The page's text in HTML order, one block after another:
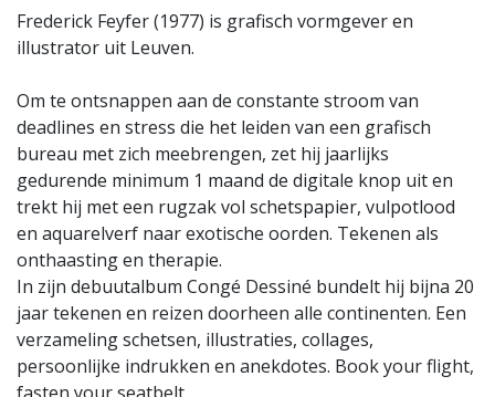
Frederick Feyfer (1977) is grafisch vormgever en
illustrator uit Leuven.
Om te ontsnappen aan de constante stroom van
deadlines en stress die het leiden van een grafisch
bureau met zich meebrengen, zet hij jaarlijks
gedurende minimum 1 maand de digitale knop uit en
trekt hij met een rugzak vol schetspapier, vulpotlood
en aquarelverf naar exotische oorden. Tekenen als
onthaasting en therapie.
In zijn debuutalbum Congé Dessiné bundelt hij bijna 20
jaar tekenen en reizen doorheen alle continenten. Een
verzameling schetsen, illustraties, collages,
persoonlijke indrukken en anekdotes. Book your flight,